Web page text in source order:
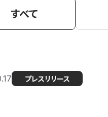
すべて
プレスリリース